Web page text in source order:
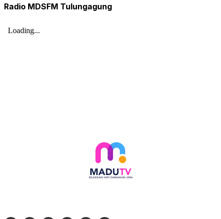
Radio MDSFM Tulungagung